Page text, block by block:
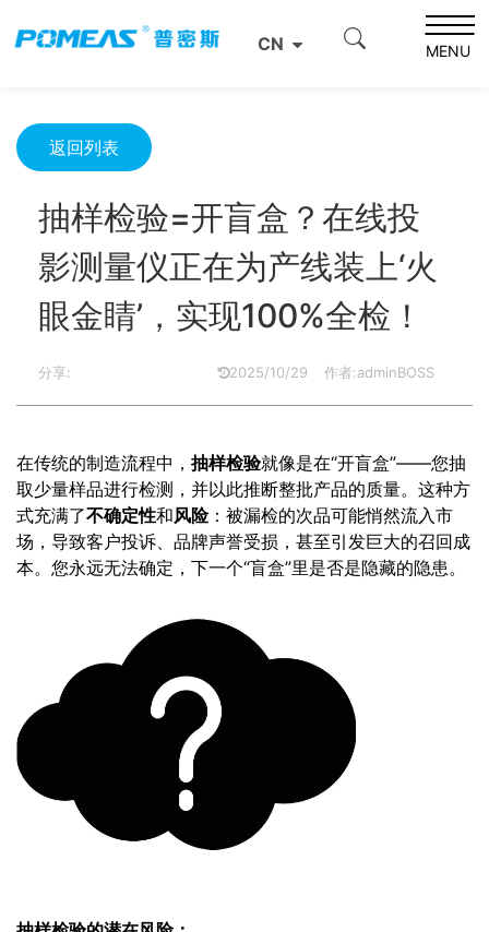
CN MENU
抽样检验=开盲盒？在线投影测量仪正在为产线装上‘火眼金
返回列表
抽样检验=开盲盒？在线投
影测量仪正在为产线装上‘火
眼金睛’，实现100%全检！
分享: 2025/10/29 作者:adminBOSS
在传统的制造流程中， 抽样检验就像是在“开盲盒”——您抽
取少量样品进行检测，并以此推断整批产品的质量。这种方
式充满了不确定性和风险：被漏检的次品可能悄然流入市
场，导致客户投诉、品牌声誉受损，甚至引发巨大的召回成
本。您永远无法确定，下一个“盲盒”里是否是隐藏的隐患。